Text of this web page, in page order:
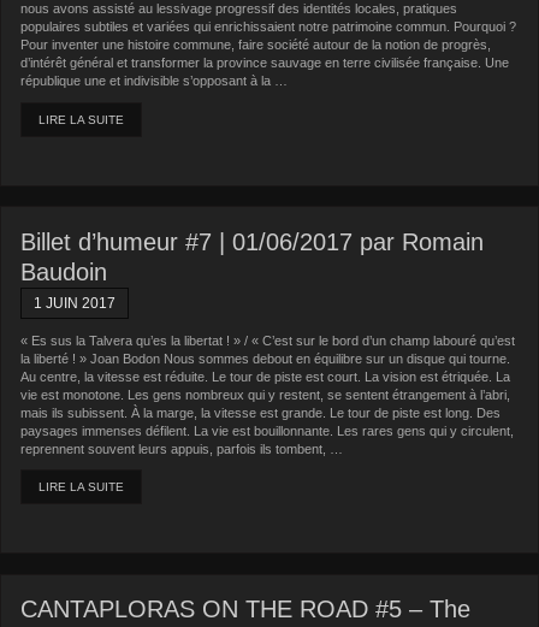
nous avons assisté au lessivage progressif des identités locales, pratiques
populaires subtiles et variées qui enrichissaient notre patrimoine commun. Pourquoi ?
Pour inventer une histoire commune, faire société autour de la notion de progrès,
d’intérêt général et transformer la province sauvage en terre civilisée française. Une
république une et indivisible s’opposant à la …
LIRE LA SUITE
Billet d’humeur #7 | 01/06/2017 par Romain
Baudoin
1 JUIN 2017
« Es sus la Talvera qu’es la libertat ! » / « C’est sur le bord d’un champ labouré qu’est
la liberté ! » Joan Bodon Nous sommes debout en équilibre sur un disque qui tourne.
Au centre, la vitesse est réduite. Le tour de piste est court. La vision est étriquée. La
vie est monotone. Les gens nombreux qui y restent, se sentent étrangement à l’abri,
mais ils subissent. À la marge, la vitesse est grande. Le tour de piste est long. Des
paysages immenses défilent. La vie est bouillonnante. Les rares gens qui y circulent,
reprennent souvent leurs appuis, parfois ils tombent, …
LIRE LA SUITE
CANTAPLORAS ON THE ROAD #5 – The